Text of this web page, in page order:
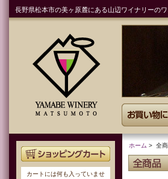
長野県松本市の美ヶ原麓にある山辺ワイナリーの
カートには何も入っていませ
ホーム > 全
全商品